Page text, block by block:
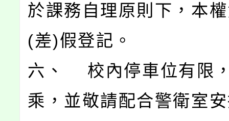
於課務自理原則下，本
(差)假登記。
六、 校內停車位有限
乘，並敬請配合警衛室